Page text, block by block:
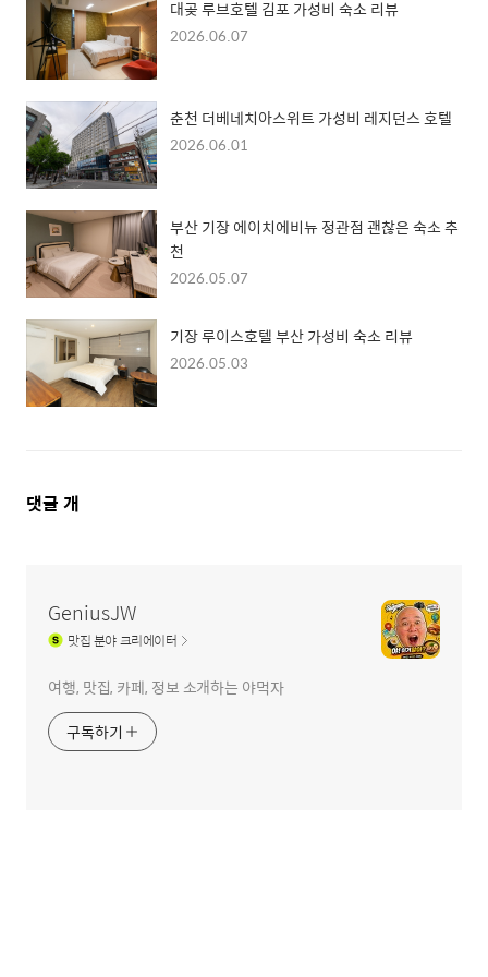
대곶 루브호텔 김포 가성비 숙소 리뷰
2026.06.07
춘천 더베네치아스위트 가성비 레지던스 호텔
2026.06.01
부산 기장 에이치에비뉴 정관점 괜찮은 숙소 추
천
2026.05.07
기장 루이스호텔 부산 가성비 숙소 리뷰
2026.05.03
댓
댓글 개
GeniusJW
맛집분야 크리에이터
여행, 맛집, 카페, 정보 소개하는 야먹자
구독하기